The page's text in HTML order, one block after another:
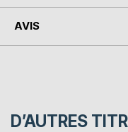
AVIS
D’AUTRES